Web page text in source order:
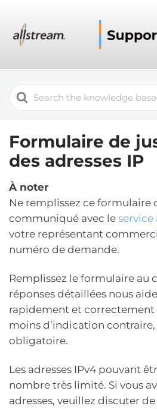
Search
For
Formulaire de
des adresses IP
À noter
Ne remplissez ce formulaire
communiqué avec le service
votre représentant
numéro de demande.
Remplissez le formulaire au
réponses détaillées nous
rapidement et correctement
moins d’indication
obligatoire.
Les adresses IPv4 pouvant
nombre très limité. Si vous
adresses, veuillez discuter